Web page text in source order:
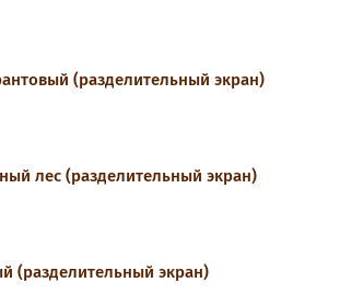
(разделительный экран)
лес (разделительный экран)
(разделительный экран)